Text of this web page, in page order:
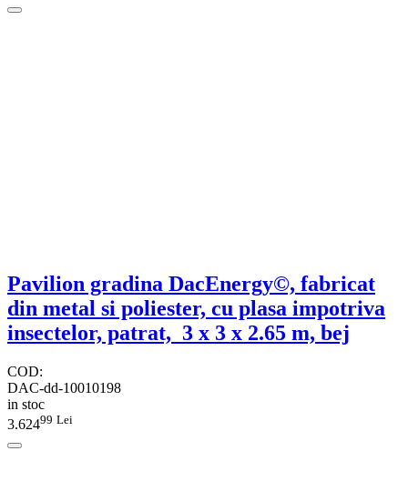
Pavilion gradina DacEnergy©, fabricat
din metal si poliester, cu plasa impotriva
insectelor, patrat, 3 x 3 x 2.65 m, bej
COD:
DAC-dd-10010198
in stoc
3.62499 Lei